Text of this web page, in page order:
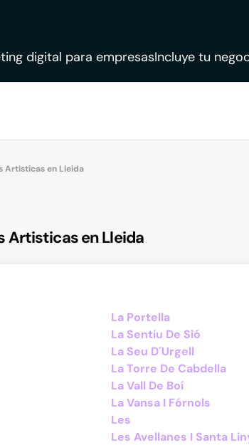
digital para empresasIncluye tu
Artisticas en Lleida
Artisticas en Lleida
La Portella
La Sentiu De Sió
La Seu D´Urgell
La Torre De Cabdella
La Vall De Boí
La Vansa I Fórnols
Les
Les Avellanes I Santa